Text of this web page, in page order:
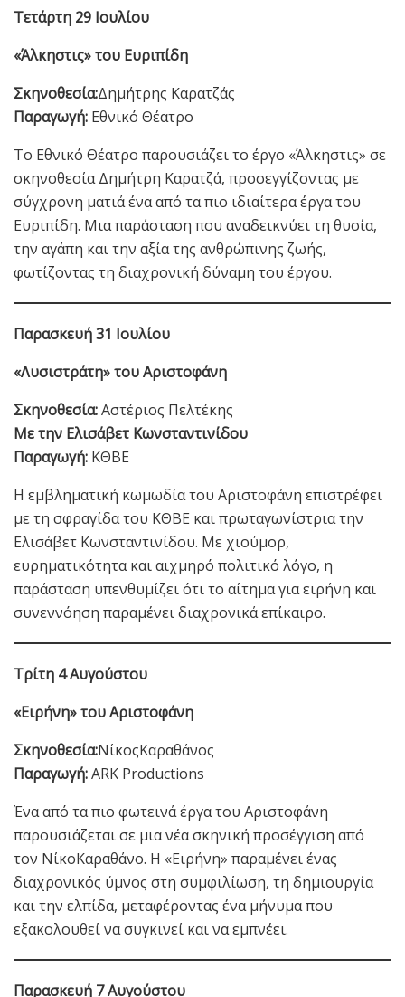
Τετάρτη 29 Ιουλίου
«Άλκηστις» του Ευριπίδη
Σκηνοθεσία:Δημήτρης Καρατζάς
Παραγωγή: Εθνικό Θέατρο
Το Εθνικό Θέατρο παρουσιάζει το έργο «Άλκηστις» σε
σκηνοθεσία Δημήτρη Καρατζά, προσεγγίζοντας με
σύγχρονη ματιά ένα από τα πιο ιδιαίτερα έργα του
Ευριπίδη. Μια παράσταση που αναδεικνύει τη θυσία,
την αγάπη και την αξία της ανθρώπινης ζωής,
φωτίζοντας τη διαχρονική δύναμη του έργου.
Παρασκευή 31 Ιουλίου
«Λυσιστράτη» του Αριστοφάνη
Σκηνοθεσία:Αστέριος Πελτέκης
Με την Ελισάβετ Κωνσταντινίδου
Παραγωγή: ΚΘΒΕ
Η εμβληματική κωμωδία του Αριστοφάνη επιστρέφει
με τη σφραγίδα του ΚΘΒΕ και πρωταγωνίστρια την
Ελισάβετ Κωνσταντινίδου. Με χιούμορ,
ευρηματικότητα και αιχμηρό πολιτικό λόγο, η
παράσταση υπενθυμίζει ότι το αίτημα για ειρήνη και
συνεννόηση παραμένει διαχρονικά επίκαιρο.
Τρίτη 4 Αυγούστου
«Ειρήνη» του Αριστοφάνη
Σκηνοθεσία:ΝίκοςΚαραθάνος
Παραγωγή:ARK Productions
Ένα από τα πιο φωτεινά έργα του Αριστοφάνη
παρουσιάζεται σε μια νέα σκηνική προσέγγιση από
τον ΝίκοΚαραθάνο. Η «Ειρήνη» παραμένει ένας
διαχρονικός ύμνος στη συμφιλίωση, τη δημιουργία
και την ελπίδα, μεταφέροντας ένα μήνυμα που
εξακολουθεί να συγκινεί και να εμπνέει.
Παρασκευή 7 Αυγούστου